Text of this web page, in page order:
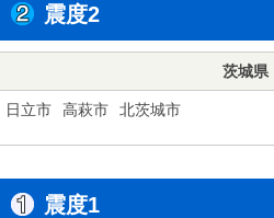
震度2
茨城県
日立市 高萩市 北茨城市
震度1